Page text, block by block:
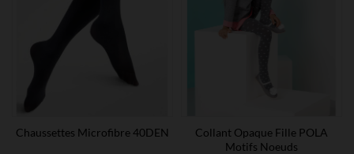
Chaussettes Microfibre 40DEN
Collant Opaque Fille POLA
Motifs Noeuds